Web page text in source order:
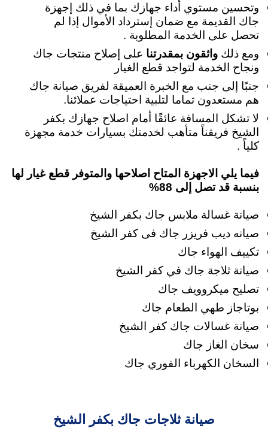
وتحسين مستوي أداء جهازك بما في ذلك إجهزة
جاك القديمة مع ضمان إسترداد الأموال إذا لم
تحصل على الخدمة المطلوبة .
ومع ذلك واثقون بمقدرتنا على إصلاح منتجات جاك
ونجاح الخدمة لتواجد قطع الغيار
جنبًا إلى جنب مع الخبرة العميقة لفريق صيانة جاك
هم مستعدون تماما لتلبية احتياجات عملائنا.
لا تشكل المسافة عائقًا أمام اصلاح جهازك بكفر
الشيخ فريقناً متأهب لخدمتك بسيارات خدمة مجهزة
كلياً .
فيما يلي الاجهزة المتاح اصلاحها والمتوفر قطع غيار لها
بنسبة قد تصل إلى 88%
صيانة غسالة ملابس جاك بكفر الشيخ
صيانه ديب فريزر جاك فى كفر الشيخ
تكييف الهواء جاك
صيانة ثلاجة جاك في كفر الشيخ
تصليح ميكروويف جاك
بوتاجاز طهي الطعام جاك
صيانة غسالات جاك كفر الشيخ
سخان الغاز جاك
السخان الكهرباء الفوري جاك
صيانة ثلاجات جاك بكفر الشيخ